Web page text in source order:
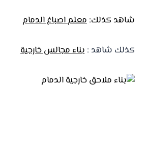
شاهد كذلك:معلم اصباغ الدمام
كذلك شاهد :بناء مجالس خارجية